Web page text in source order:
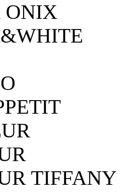
ONIX
TIFFANY